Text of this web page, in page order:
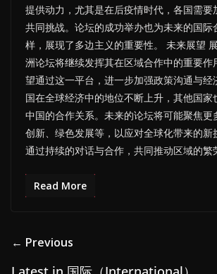
提供动力，尤其是在后疫情时代，各国需要
共同挑战。论坛的成功举办也为未来的国际
样，展现了多边主义的重要性。 未来展望
洲论坛将继续发挥其在区域合作中的重要作
望通过这一平台，进一步加强政策沟通与经
国在全球经济中的地位不断上升，其他国家
中国的合作关系。未来的论坛将可能聚焦更
创新、绿色发展等，以应对全球化带来的新
通过持续的对话与合作，共同推动区域的繁
Read More
← Previous